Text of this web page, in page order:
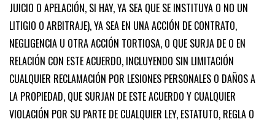
JUICIO O APELACIÓN, SI HAY, YA SEA QUE SE INSTITUYA O NO UN
LITIGIO O ARBITRAJE), YA SEA EN UNA ACCIÓN DE CONTRATO,
NEGLIGENCIA U OTRA ACCIÓN TORTIOSA, O QUE SURJA DE O EN
RELACIÓN CON ESTE ACUERDO, INCLUYENDO SIN LIMITACIÓN
CUALQUIER RECLAMACIÓN POR LESIONES PERSONALES O DAÑOS A
LA PROPIEDAD, QUE SURJAN DE ESTE ACUERDO Y CUALQUIER
VIOLACIÓN POR SU PARTE DE CUALQUIER LEY, ESTATUTO, REGLA O